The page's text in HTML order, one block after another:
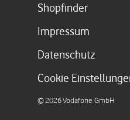
ShopfinderLink
Impressum
Datenschutz
Cookie
©2026Vodafone GmbH